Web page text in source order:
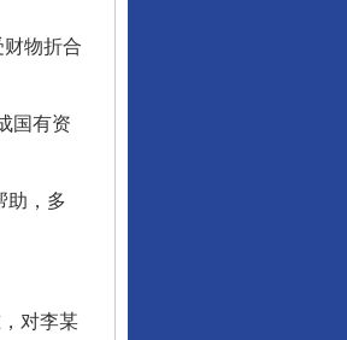
物折合
国有资
助，多
对李某